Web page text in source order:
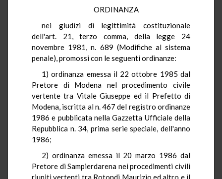
ORDINANZA
nei giudizi di legittimità costituzionale
dell'art. 21, terzo comma, della legge 24
novembre 1981, n. 689 (Modifiche al sistema
penale), promossi con le seguenti ordinanze:
1) ordinanza emessa il 22 ottobre 1985 dal
Pretore di Modena nel procedimento civile
vertente tra Vitale Giuseppe ed il Prefetto di
Modena, iscritta al n. 467 del registro ordinanze
1986 e pubblicata nella Gazzetta Ufficiale della
Repubblica n. 34, prima serie speciale, dell'anno
1986;
2) ordinanza emessa il 20 marzo 1986 dal
Pretore di Sampierdarena nei procedimenti civili
riuniti vertenti tra Rotondi Maurizio ed altro e il